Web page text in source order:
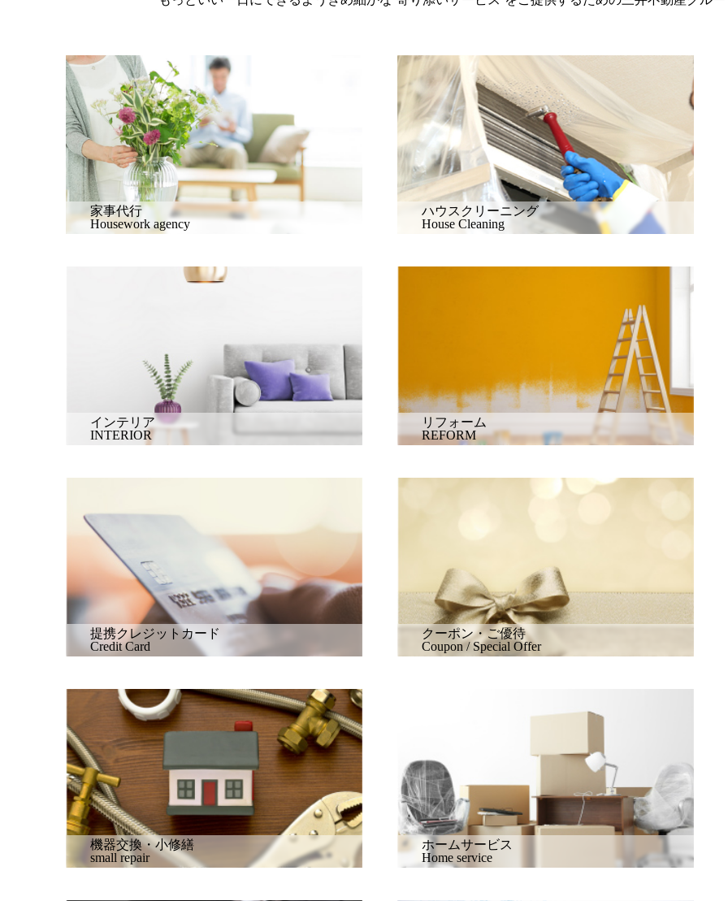
家事代行
Housework agency
ハウスクリーニング
House Cleaning
インテリア
INTERIOR
リフォーム
REFORM
提携クレジットカード
Credit Card
クーポン・ご優待
Coupon / Special Offer
機器交換・小修繕
small repair
ホームサービス
Home service